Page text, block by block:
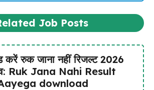
Job Posts
करें रुक जाना नहीं रिजल्ट 2026
Ruk Jana Nahi Result
download